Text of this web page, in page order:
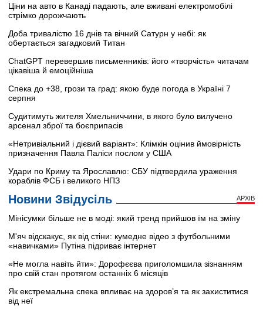
Ціни на авто в Канаді падають, але вживані електромобілі
стрімко дорожчають
Доба тривалістю 16 днів та вічний Сатурн у небі: як
обертається загадковий Титан
ChatGPT перевершив письменників: його «творчість» читачам
цікавіша й емоційніша
Спека до +38, грози та град: якою буде погода в Україні 7
серпня
Судитимуть жителя Хмельниччини, в якого було вилучено
арсенал зброї та боєприпасів
«Нетривіальний і дієвий варіант»: Клімкін оцінив ймовірність
призначення Павла Паліси послом у США
Удари по Криму та Ярославлю: СБУ підтвердила ураження
кораблів ФСБ і великого НПЗ
Новини Звідусіль АРХІВ
Мінісумки більше не в моді: який тренд прийшов їм на зміну
М'яч відскакує, як від стіни: кумедне відео з футбольними
«навичками» Путіна підриває інтернет
«Не могла навіть йти»: Дорофєєва приголомшила зізнанням
про свій стан протягом останніх 6 місяців
Як екстремальна спека впливає на здоров’я та як захиститися
від неї